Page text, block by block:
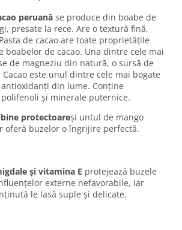
peruană se produce din boabe de
presate la rece. Are o textură fină,
de cacao are toate proprietățile
boabelor de cacao. Una dintre cele mai
de magneziu din natură, o sursă de
este unul dintre cele mai bogate
din lume. Conține
și minerale puternice.
protectoareși untul de mango
oferă buzelor o îngrijire perfectă.
și vitamina E protejează buzele
externe nefavorabile, iar
le lasă suple și delicate.